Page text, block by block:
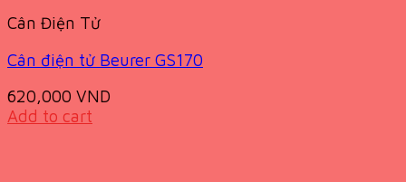
Cân Điện Tử
Cân điện tử Beurer GS170
620,000 VND
Add to cart